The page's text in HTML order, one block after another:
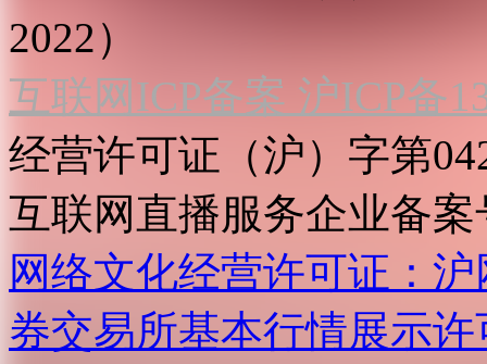
2022）
互联网ICP备案 沪ICP备
经营许可证（沪）字第
互联网直播服务企业备案
网络文化经营许可证：
券交易所基本行情展示许